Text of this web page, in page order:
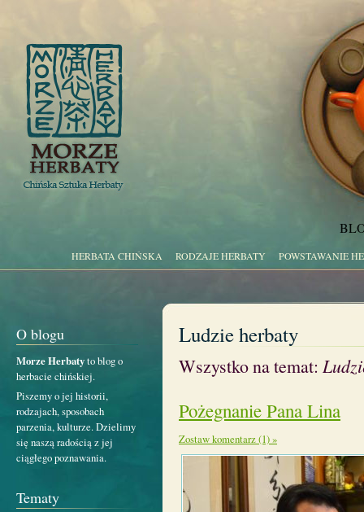
HERBATA CHIŃSKA RODZAJE HERBATY POWSTAWANIE
O blogu
Morze Herbatyto blog o
herbacie chińskiej.
Piszemy o jej historii,
rodzajach, sposobach
parzenia, kulturze. Dzielimy
się naszą radością z jej
ciągłego poznawania.
Tematy
Ludzie herbaty
Wszystko na temat:
Pożegnanie Pana Lina
Zostaw komentarz (1) »